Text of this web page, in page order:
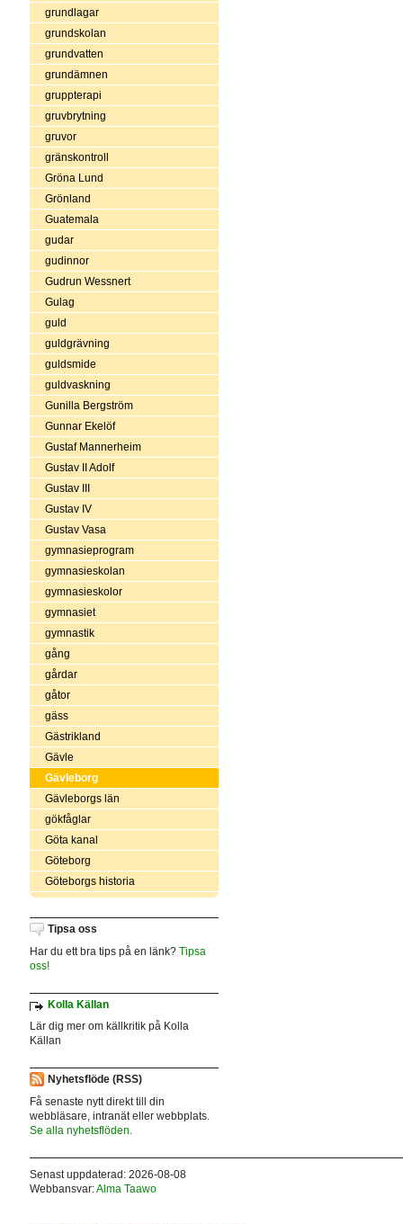
grundlagar
grundskolan
grundvatten
grundämnen
gruppterapi
gruvbrytning
gruvor
gränskontroll
Gröna Lund
Grönland
Guatemala
gudar
gudinnor
Gudrun Wessnert
Gulag
guld
guldgrävning
guldsmide
guldvaskning
Gunilla Bergström
Gunnar Ekelöf
Gustaf Mannerheim
Gustav II Adolf
Gustav III
Gustav IV
Gustav Vasa
gymnasieprogram
gymnasieskolan
gymnasieskolor
gymnasiet
gymnastik
gång
gårdar
gåtor
gäss
Gästrikland
Gävle
Gävleborg
Gävleborgs län
gökfåglar
Göta kanal
Göteborg
Göteborgs historia
Tipsa oss
Har du ett bra tips på en länk? Tipsa
oss!
Kolla Källan
Lär dig mer om källkritik på Kolla
Källan
Nyhetsflöde (RSS)
Få senaste nytt direkt till din
webbläsare, intranät eller webbplats.
Se alla nyhetsflöden.
Senast uppdaterad: 2026-08-08
Webbansvar:Alma Taawo